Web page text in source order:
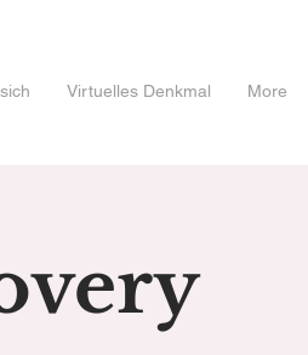
Virtuelles Denkmal More